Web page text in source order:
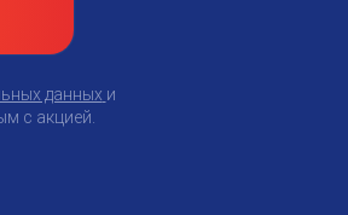
данных и
с акцией.